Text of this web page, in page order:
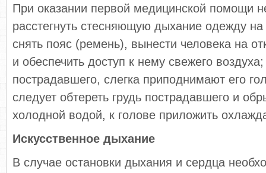
При оказании первой медицинской помощи
расстегнуть стесняющую дыхание одежду
снять пояс (ремень), вынести человека на
и обеспечить доступ к нему свежего
пострадавшего, слегка приподнимают его
следует обтереть грудь пострадавшего и
холодной водой, к голове приложить
Искусственное дыхание
В случае остановки дыхания и сердца